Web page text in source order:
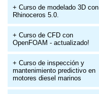
+ Curso de modelado 3D con
Rhinoceros 5.0.
+ Curso de CFD con
OpenFOAM - actualizado!
+ Curso de inspección y
mantenimiento predictivo en
motores diesel marinos